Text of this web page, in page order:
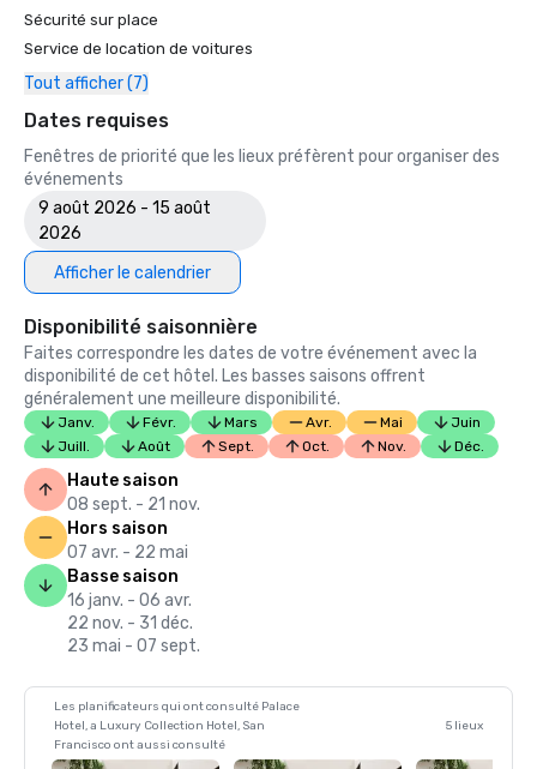
• Insidehook — Meilleur bar d'hôtel de SF
• SF Travel — Les hôtels de luxe les mieux notés à SF
2023
• Magazine de voyage et de loisirs - Meilleur hôtel de SF
Sécurité sur place
Service de location de voitures
Tout afficher (7)
Dates requises
Fenêtres de priorité que les lieux préfèrent pour organiser des
événements
9 août 2026 - 15 août
2026
Afficher le calendrier
Disponibilité saisonnière
Faites correspondre les dates de votre événement avec la
disponibilité de cet hôtel. Les basses saisons offrent
généralement une meilleure disponibilité.
Janv. Févr. Mars Avr. Mai
Juin
Juill.
Août Sept. Oct. Nov. Déc.
Haute saison
08 sept. - 21 nov.
Hors saison
07 avr. - 22 mai
Basse saison
16 janv. - 06 avr.
22 nov. - 31 déc.
23 mai - 07 sept.
Les planificateurs qui ont consulté Palace
Hotel, a Luxury Collection Hotel, San
Francisco ont aussi consulté
5 lieux